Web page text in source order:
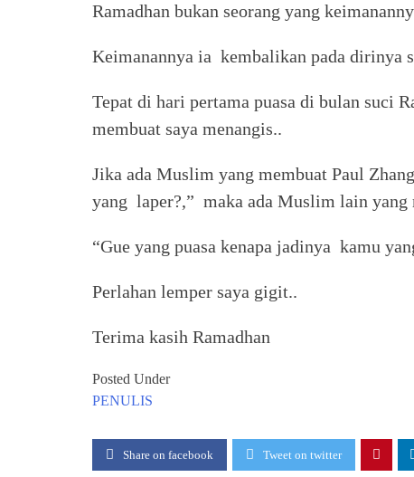
Ramadhan bukan seorang yang
Keimanannya ia kembalikan pada dirinya
Tepat di hari pertama puasa di bulan suci
membuat saya menangis..
Jika ada Muslim yang membuat Paul
yang laper?,” maka ada Muslim lain yang
“Gue yang puasa kenapa jadinya kamu
Perlahan lemper saya gigit..
Terima kasih Ramadhan
Posted Under
PENULIS
Share on facebook Tweet on twitter